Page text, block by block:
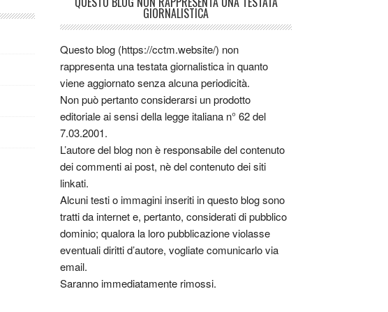
GIORNALISTICA
Questo blog (https://cctm.website/) non
rappresenta una testata giornalistica in quanto
viene aggiornato senza alcuna periodicità.
Non può pertanto considerarsi un prodotto
editoriale ai sensi della legge italiana n° 62 del
7.03.2001.
L’autore del blog non è responsabile del contenuto
dei commenti ai post, nè del contenuto dei siti
linkati.
Alcuni testi o immagini inseriti in questo blog sono
tratti da internet e, pertanto, considerati di pubblico
dominio; qualora la loro pubblicazione violasse
eventuali diritti d’autore, vogliate comunicarlo via
email.
Saranno immediatamente rimossi.